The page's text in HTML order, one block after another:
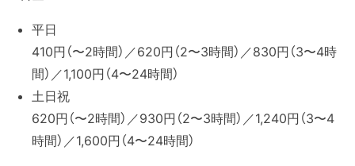
平日
410円（〜2時間）／620円（2〜3時間）／830円（3〜4時
間）／1,100円（4〜24時間）
土日祝
620円（〜2時間）／930円（2〜3時間）／1,240円（3〜4
時間）／1,600円（4〜24時間）